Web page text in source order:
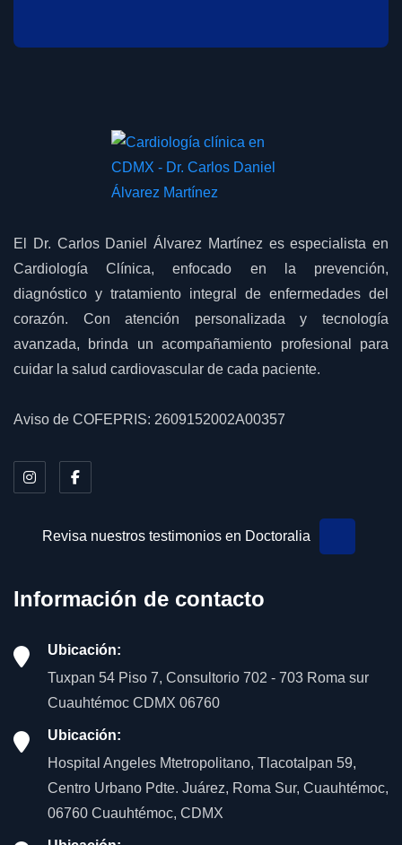
El Dr. Carlos Daniel Álvarez Martínez es especialista en
Cardiología Clínica, enfocado en la prevención,
diagnóstico y tratamiento integral de enfermedades del
corazón. Con atención personalizada y tecnología
avanzada, brinda un acompañamiento profesional para
cuidar la salud cardiovascular de cada paciente.
Aviso de COFEPRIS: 2609152002A00357
Revisa nuestros testimonios en Doctoralia
Información de contacto
Ubicación:
Tuxpan 54 Piso 7, Consultorio 702 - 703 Roma sur
Cuauhtémoc CDMX 06760
Ubicación:
Hospital Angeles Mtetropolitano, Tlacotalpan 59,
Centro Urbano Pdte. Juárez, Roma Sur, Cuauhtémoc,
06760 Cuauhtémoc, CDMX